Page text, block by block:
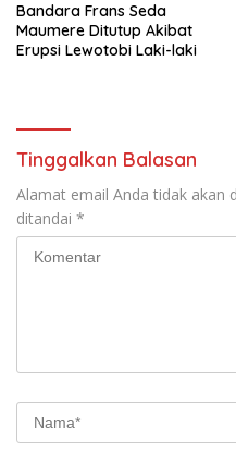
Bandara Frans Seda
Maumere Ditutup Akibat
Erupsi Lewotobi Laki-laki
Tinggalkan Balasan
Alamat email Anda tidak akan
ditandai *